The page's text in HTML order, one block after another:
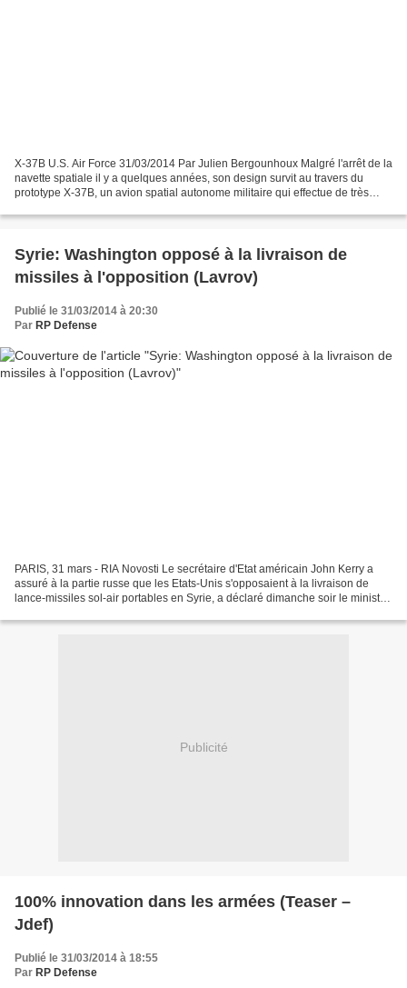
X-37B U.S. Air Force 31/03/2014 Par Julien Bergounhoux Malgré l'arrêt de la
navette spatiale il y a quelques années, son design survit au travers du
prototype X-37B, un avion spatial autonome militaire qui effectue de très
Syrie: Washington opposé à la livraison de
missiles à l'opposition (Lavrov)
Publié le 31/03/2014 à 20:30
Par RP Defense
PARIS, 31 mars - RIA Novosti Le secrétaire d'Etat américain John Kerry a
assuré à la partie russe que les Etats-Unis s'opposaient à la livraison de
lance-missiles sol-air portables en Syrie, a déclaré dimanche soir le ministre
Publicité
100% innovation dans les armées (Teaser –
Jdef)
Publié le 31/03/2014 à 18:55
Par RP Defense